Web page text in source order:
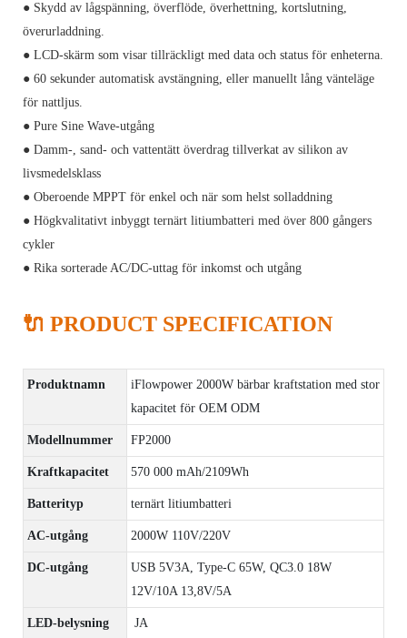
● Skydd av lågspänning, överflöde, överhettning, kortslutning,
överurladdning.
● LCD-skärm som visar tillräckligt med data och status för enheterna.
● 60 sekunder automatisk avstängning, eller manuellt lång vänteläge
för nattljus.
● Pure Sine Wave-utgång
● Damm-, sand- och vattentätt överdrag tillverkat av silikon av
livsmedelsklass
● Oberoende MPPT för enkel och när som helst solladdning
● Högkvalitativt inbyggt ternärt litiumbatteri med över 800 gångers
cykler
● Rika sorterade AC/DC-uttag för inkomst och utgång
🔌 PRODUCT SPECIFICATION
Produktnamn
iFlowpower 2000W bärbar kraftstation med stor
kapacitet för OEM ODM
Modellnummer FP2000
Kraftkapacitet 570 000 mAh/2109Wh
Batterityp ternärt litiumbatteri
AC-utgång 2000W 110V/220V
DC-utgång
USB 5V3A, Type-C 65W, QC3.0 18W
12V/10A 13,8V/5A
LED-belysning JA